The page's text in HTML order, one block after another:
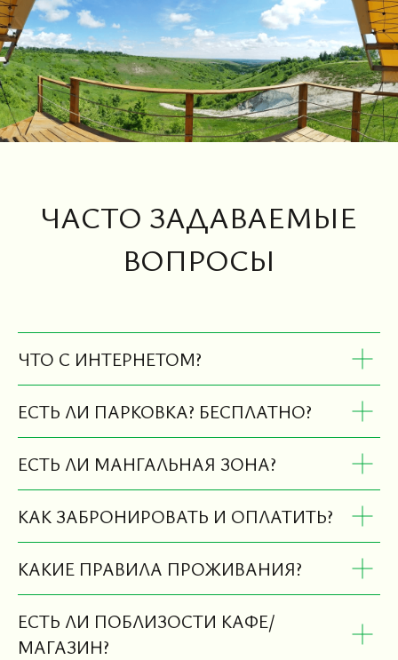
ЧТО С ИНТЕРНЕТОМ?
ЕСТЬ ЛИ ПАРКОВКА? БЕСПЛАТНО?
ЕСТЬ ЛИ МАНГАЛЬНАЯ ЗОНА?
КАК ЗАБРОНИРОВАТЬ И ОПЛАТИТЬ?
КАКИЕ ПРАВИЛА ПРОЖИВАНИЯ?
ЕСТЬ ЛИ ПОБЛИЗОСТИ КАФЕ/
МАГАЗИН?
Политика конфиденциальности
ВАКАНСИИ
ОТЧЕТНОСТЬ